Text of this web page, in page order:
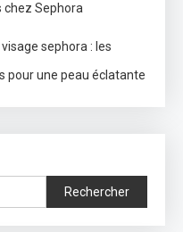
chez Sephora
sephora : les
pour une peau éclatante
Rechercher